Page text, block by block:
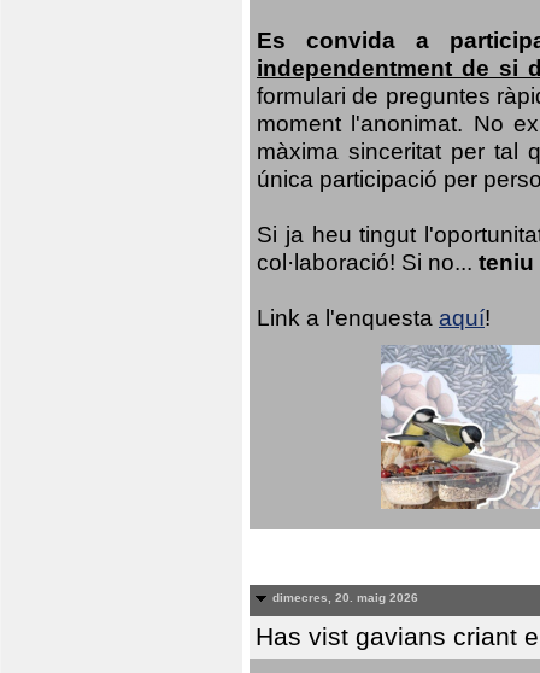
Es convida a
independentment de si
formulari de preguntes
moment l'anonimat. No
màxima sinceritat per tal
única participació per
Si ja heu tingut
col·laboració! Si no... teniu
Link a l'enquesta aquí!
dimecres, 20. maig 2026
Has vist gavians criant